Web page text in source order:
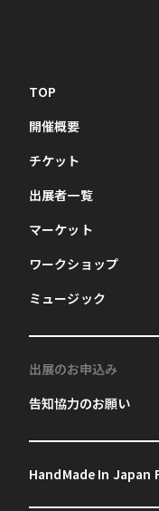
TOP
開催概要
チケット
出展者一覧
マーケット
ワークショップ
ミュージック
出展のお申込み
告知協力のお願い
HandMade In Japan